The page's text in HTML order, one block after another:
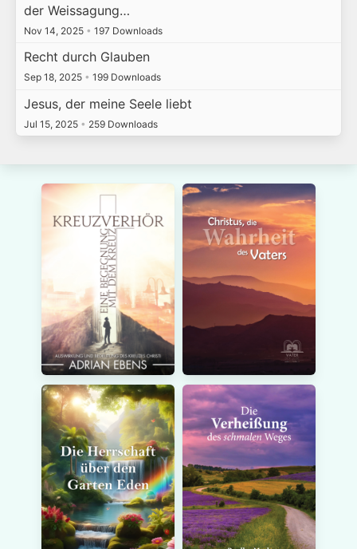
der Weissagung…
Nov 14, 2025 • 197 Downloads
Recht durch Glauben
Sep 18, 2025 • 199 Downloads
Jesus, der meine Seele liebt
Jul 15, 2025 • 259 Downloads